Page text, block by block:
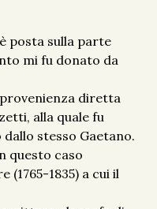
posta sulla parte
mi fu donato da
diretta
alla quale fu
stesso Gaetano.
questo caso
(1765-1835) a cui il